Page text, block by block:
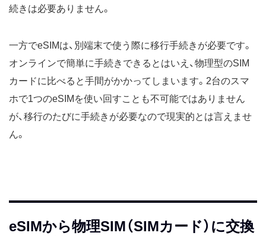
続きは必要ありません。
一方でeSIMは、別端末で使う際に移行手続きが必要です。
オンラインで簡単に手続きできるとはいえ、物理型のSIM
カードに比べると手間がかかってしまいます。2台のスマ
ホで1つのeSIMを使い回すことも不可能ではありません
が、移行のたびに手続きが必要なので現実的とは言えませ
ん。
eSIMから物理SIM（SIMカード）に交換